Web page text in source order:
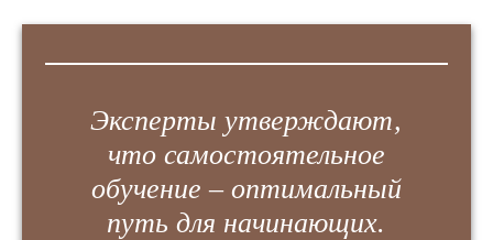
Эксперты утверждают,
что самостоятельное
обучение – оптимальный
путь для начинающих.